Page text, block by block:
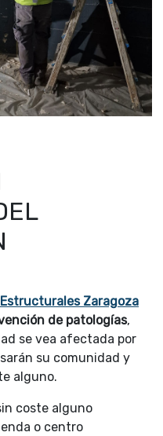
Estructurales Zaragoza
de patologías,
se vea afectada por
su comunidad y
alguno.
coste alguno
o centro